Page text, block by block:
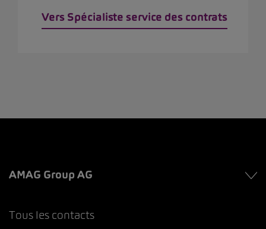
Vers Spécialiste service des contrats
AMAG Group AG
Tous les contacts